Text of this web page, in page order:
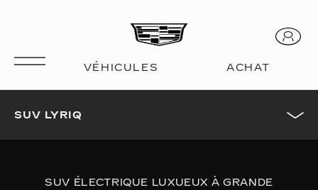
SUV LYRIQ
SUV ÉLECTRIQUE LUXUEUX À GRANDE